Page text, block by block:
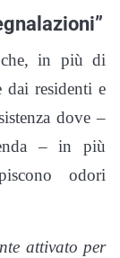
che, in più di
dai residenti e
dove –
– in più
odori
attivato per